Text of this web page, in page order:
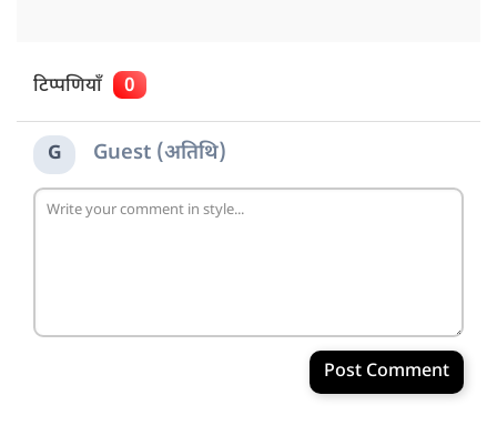
टिप्पणियाँ 0
G Guest (अतिथि)
Post Comment